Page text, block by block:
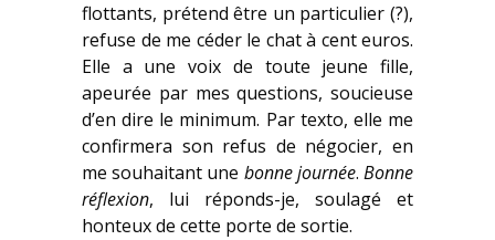
flottants, prétend être un particulier (?),
refuse de me céder le chat à cent euros.
Elle a une voix de toute jeune fille,
apeurée par mes questions, soucieuse
d’en dire le minimum. Par texto, elle me
confirmera son refus de négocier, en
me souhaitant une bonnejournée.Bonne
réflexion, lui réponds-je, soulagé et
honteux de cette porte de sortie.